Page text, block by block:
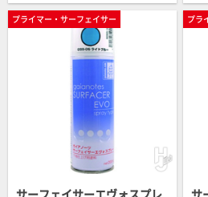
プライマー・サーフェイサー プラ